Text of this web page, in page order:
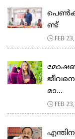
ണ്ട്
FEB
മോഷണ
മാ...
FEB